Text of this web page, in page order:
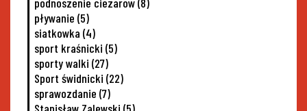
pływanie (5)
siatkowka (4)
sport kraśnicki (5)
sporty walki (27)
Sport świdnicki (22)
sprawozdanie (7)